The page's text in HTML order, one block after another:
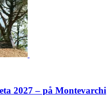
2027 – på Montevarchi